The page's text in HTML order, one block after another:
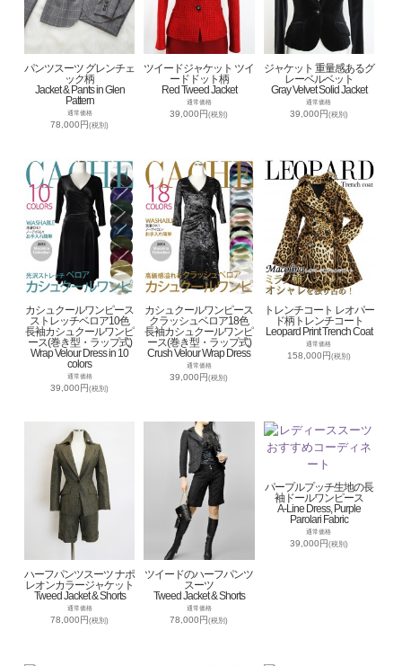
パンツスーツ グレンチェ
ック柄
Jacket & Pants in Glen
Pattern
通常価格
78,000円(税別)
ツイードジャケット ツイ
ードドット柄
Red Tweed Jacket
通常価格
39,000円(税別)
ジャケット 重量感あるグ
レーベルベット
Gray Velvet Solid Jacket
通常価格
39,000円(税別)
カシュクールワンピース
ストレッチベロア10色
長袖カシュクールワンピ
ース(巻き型・ラップ式)
Wrap Velour Dress in 10
colors
通常価格
39,000円(税別)
カシュクールワンピース
クラッシュベロア18色
長袖カシュクールワンピ
ース(巻き型・ラップ式)
Crush Velour Wrap Dress
通常価格
39,000円(税別)
トレンチコート レオパー
ド柄トレンチコート
Leopard Print Trench Coat
通常価格
158,000円(税別)
ハーフパンツスーツ ナポ
レオンカラージャケット
Tweed Jacket & Shorts
通常価格
78,000円(税別)
ツイードのハーフパンツ
スーツ
Tweed Jacket & Shorts
通常価格
78,000円(税別)
パープルプッチ生地の長
袖ドールワンピース
A-Line Dress, Purple
Parolari Fabric
通常価格
39,000円(税別)